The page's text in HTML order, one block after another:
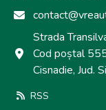
Strada
Cod poștal
Cisnadie, Jud.
RSS